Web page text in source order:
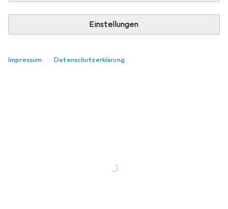
Einstellungen
Impressum Datenschutzerklärung